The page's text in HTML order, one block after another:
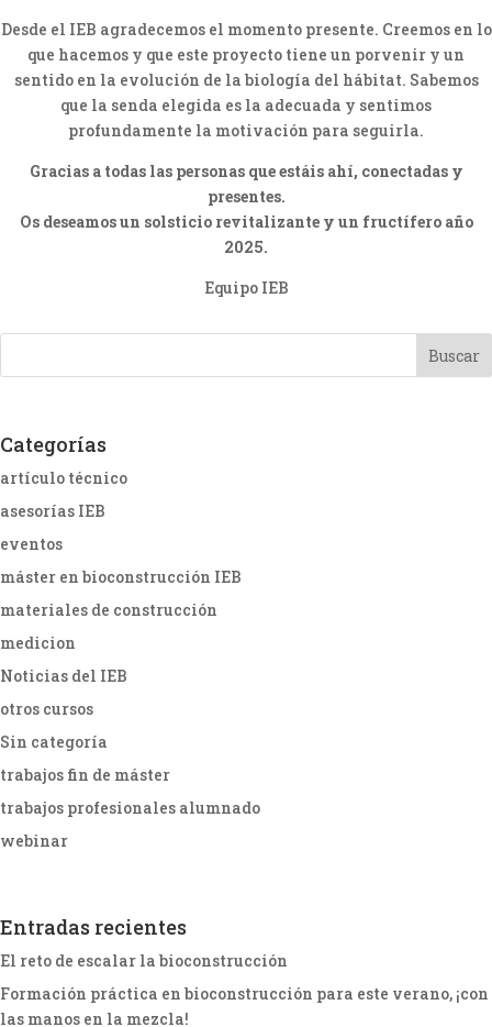
Desde el IEB agradecemos el momento presente. Creemos en lo
que hacemos y que este proyecto tiene un porvenir y un
sentido en la evolución de la biología del hábitat. Sabemos
que la senda elegida es la adecuada y sentimos
profundamente la motivación para seguirla.
Gracias a todas las personas que estáis ahí, conectadas y
presentes.
Os deseamos un solsticio revitalizante y un fructífero año
2025.
Equipo IEB
Categorías
artículo técnico
asesorías IEB
eventos
máster en bioconstrucción IEB
materiales de construcción
medicion
Noticias del IEB
otros cursos
Sin categoría
trabajos fin de máster
trabajos profesionales alumnado
webinar
Entradas recientes
El reto de escalar la bioconstrucción
Formación práctica en bioconstrucción para este verano, ¡con
las manos en la mezcla!